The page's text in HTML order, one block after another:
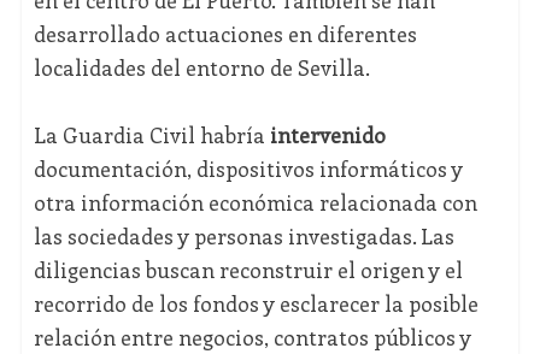
desarrollado actuaciones en diferentes
localidades del entorno de Sevilla.
La Guardia Civil habría intervenido
documentación, dispositivos informáticos y
otra información económica relacionada con
las sociedades y personas investigadas. Las
diligencias buscan reconstruir el origen y el
recorrido de los fondos y esclarecer la posible
relación entre negocios, contratos públicos y